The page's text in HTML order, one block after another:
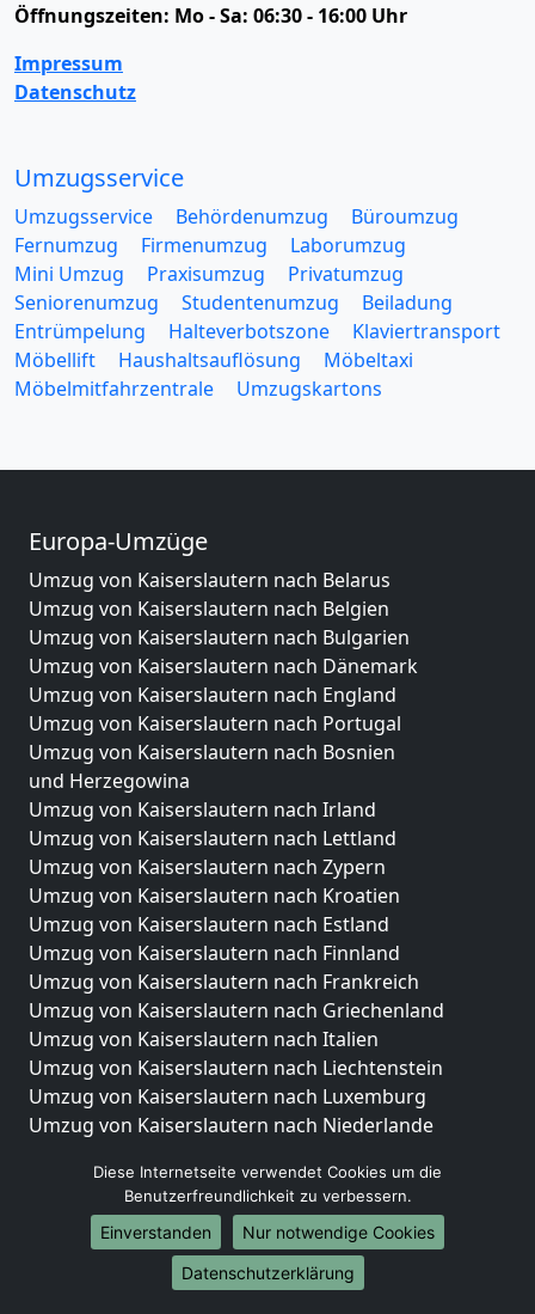
Öffnungszeiten: Mo - Sa: 06:30 - 16:00 Uhr
Impressum
Datenschutz
Umzugsservice
Umzugsservice Behördenumzug
Büroumzug
Fernumzug
Firmenumzug
Laborumzug
Mini Umzug
Praxisumzug
Privatumzug
Seniorenumzug
Studentenumzug
Beiladung
Entrümpelung
Halteverbotszone
Klaviertransport
Möbellift
Haushaltsauflösung
Möbeltaxi
Möbelmitfahrzentrale
Umzugskartons
Europa-Umzüge
Umzug von Kaiserslautern nach Belarus
Umzug von Kaiserslautern nach Belgien
Umzug von Kaiserslautern nach Bulgarien
Umzug von Kaiserslautern nach Dänemark
Umzug von Kaiserslautern nach England
Umzug von Kaiserslautern nach Portugal
Umzug von Kaiserslautern nach Bosnien
und Herzegowina
Umzug von Kaiserslautern nach Irland
Umzug von Kaiserslautern nach Lettland
Umzug von Kaiserslautern nach Zypern
Umzug von Kaiserslautern nach Kroatien
Umzug von Kaiserslautern nach Estland
Umzug von Kaiserslautern nach Finnland
Umzug von Kaiserslautern nach Frankreich
Umzug von Kaiserslautern nach Griechenland
Umzug von Kaiserslautern nach Italien
Umzug von Kaiserslautern nach Liechtenstein
Umzug von Kaiserslautern nach Luxemburg
Umzug von Kaiserslautern nach Niederlande
Umzüge-Deutschlandweit
Umzug von Kaiserslautern nach Berlin
Umzug von Kaiserslautern nach Hamburg
Umzug von Kaiserslautern nach München
Diese Internetseite verwendet Cookies um die
Benutzerfreundlichkeit zu verbessern.
Einverstanden
Nur notwendige Cookies
Datenschutzerklärung